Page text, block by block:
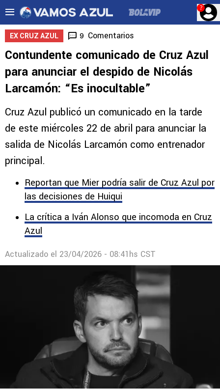
?
EX CRUZ AZUL 9 Comentarios
Contundente comunicado de Cruz Azul
para anunciar el despido de Nicolás
Larcamón: “Es inocultable”
Cruz Azul publicó un comunicado en la tarde
de este miércoles 22 de abril para anunciar la
salida de Nicolás Larcamón como entrenador
principal.
Reportan que Mier podría salir de Cruz Azul por
las decisiones de Huiqui
La crítica a Iván Alonso que incomoda en Cruz
Azul
Actualizado el 23/04/2026 - 08:41hs CST